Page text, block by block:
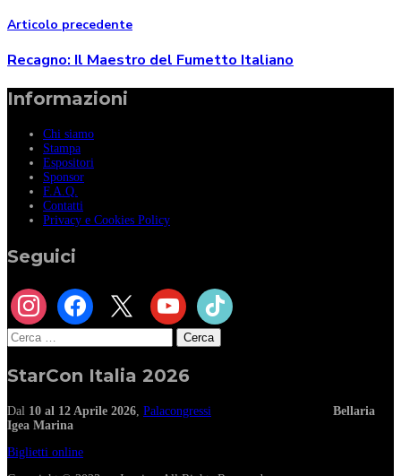
Articolo precedente
Recagno: Il Maestro del Fumetto Italiano
Informazioni
Chi siamo
Stampa
Espositori
Sponsor
F.A.Q.
Contatti
Privacy e Cookies Policy
Seguici
instagram facebook youtube tiktok
Ricerca
per:
StarCon Italia 2026
Dal 10 al 12 Aprile 2026, Palacongressi
Bellaria
Igea Marina
Biglietti online